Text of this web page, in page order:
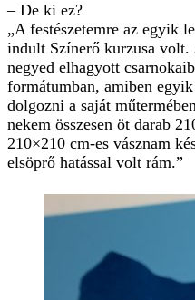
– De ki ez?
„A festészetemre az egyik
indult Színerő kurzusa
negyed elhagyott
formátumban, amiben
dolgozni a saját
nekem összesen öt darab
210×210 cm-es vásznam
elsöprő hatással volt rám.”